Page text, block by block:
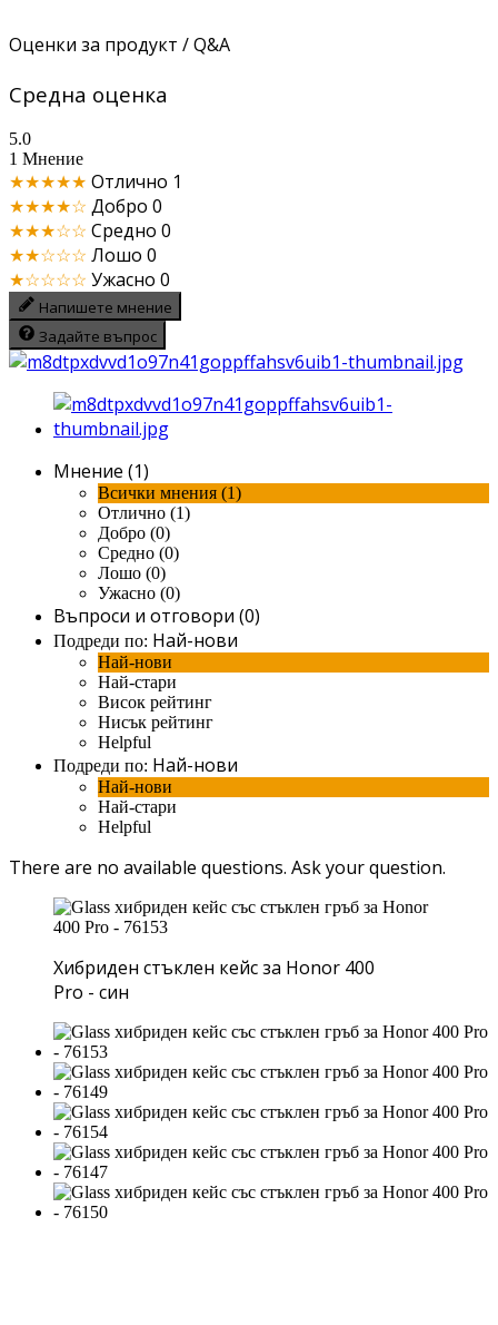
Оценки за продукт / Q&A
Средна оценка
5.0
1 Мнение
★★★★★ Отлично 1
★★★★☆ Добро 0
★★★☆☆ Средно 0
★★☆☆☆ Лошо 0
★☆☆☆☆ Ужасно 0
Напишете мнение
Задайте въпрос
Мнение (1)
Всички мнения (1)
Отлично (1)
Добро (0)
Средно (0)
Лошо (0)
Ужасно (0)
Въпроси и отговори (0)
Подреди по: Най-нови
Най-нови
Най-стари
Висок рейтинг
Нисък рейтинг
Helpful
Подреди по: Най-нови
Най-нови
Най-стари
Helpful
There are no available questions. Ask your question.
Хибриден стъклен кейс за Honor 400
Pro - син